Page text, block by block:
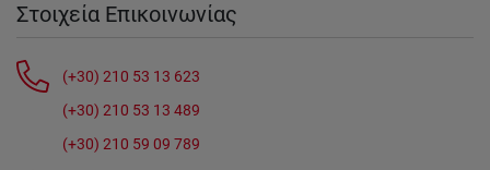
Στοιχεία Επικοινωνίας
(+30) 210 53 13 623
(+30) 210 53 13 489
(+30) 210 59 09 789